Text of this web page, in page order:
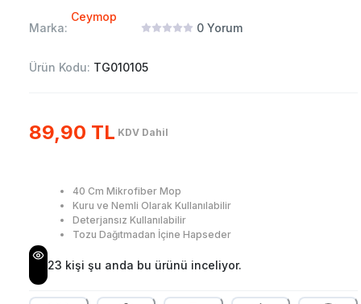
Marka:
Ceymop
0 Yorum
Ürün Kodu: TG010105
89,90 TL KDV Dahil
40 Cm Mikrofiber Mop
Kuru ve Nemli Olarak Kullanılabilir
Deterjansız Kullanılabilir
Tozu Dağıtmadan İçine Hapseder
23 kişi şu anda bu ürünü inceliyor.